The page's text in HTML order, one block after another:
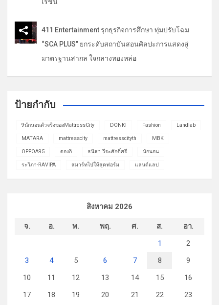
411 Entertainment รุกธุรกิจการศึกษา ทุ่มปรับโฉม
“SCA PLUS” ยกระดับสถาบันสอนศิลปะการแสดงสู่
มาตรฐานสากล ใจกลางทองหล่อ
ป้ายกำกับ
9นักนอนตัวจริงของMattressCity DONKI Fashion Landlab
MATARA mattresscity mattresscityth MBK
OPPOA95 ดองกิ ธนิสา วีระศักดิ์ศรี นักนอน
ระวิภา-RAVIPA สมาร์ทไปให้สุดฟอร์ม แลนด์แลป
สิงหาคม 2026
จ. อ. พ. พฤ. ศ. ส.
อา.
1
2
3
4 5 6 7 8
9
10
11 12 13 14 15
16
17
18 19 20 21 22
23